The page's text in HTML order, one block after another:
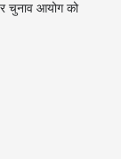
चुनाव आयोग को